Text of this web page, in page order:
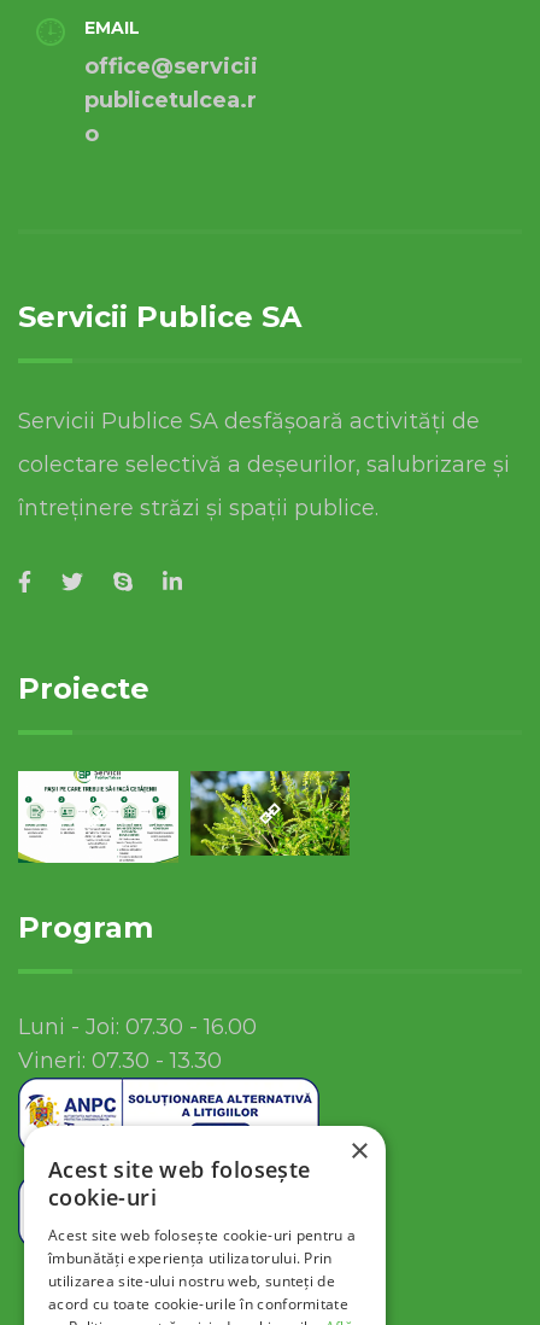
EMAIL
office@servicii
publicetulcea.r
o
Servicii Publice SA
Servicii Publice SA desfășoară activități de
colectare selectivă a deșeurilor, salubrizare și
întreținere străzi și spații publice.
Proiecte
Program
Luni - Joi: 07.30 - 16.00
Vineri: 07.30 - 13.30
×
Acest site web folosește
cookie-uri
Acest site web folosește cookie-uri pentru a
îmbunătăți experiența utilizatorului. Prin
utilizarea site-ului nostru web, sunteți de
acord cu toate cookie-urile în conformitate